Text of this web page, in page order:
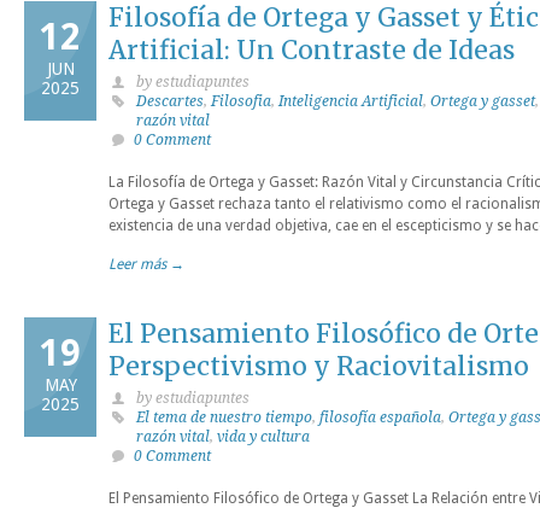
12
JUN
2025
Filosofía de Ortega y Gasset y
Artificial: Un Contraste de Ideas
by estudiapuntes
Descartes,Filosofia,Inteligencia Artificial, Ortega y gasset
razón vital
0 Comment
La Filosofía de Ortega y Gasset: Razón Vital y Circunstancia
Ortega y Gasset rechaza tanto el relativismo como el
existencia de una verdad objetiva, cae en el escepticismo y se
Leer más →
19
MAY
2025
El Pensamiento Filosófico de
Perspectivismo y Raciovitalismo
by estudiapuntes
El tema de nuestro tiempo, filosofía española, Ortega y
razón vital, vida y cultura
0 Comment
El Pensamiento Filosófico de Ortega y Gasset La Relación